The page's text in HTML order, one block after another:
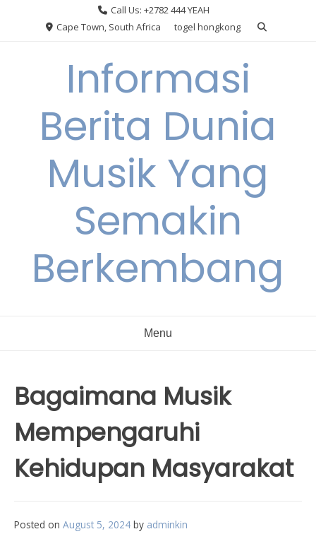
Call Us: +2782 444 YEAH
Cape Town, South Africa
togel hongkong
Informasi
Berita Dunia
Musik Yang
Semakin
Berkembang
Menu
Bagaimana Musik
Mempengaruhi
Kehidupan Masyarakat
Posted on August 5, 2024 by adminkin